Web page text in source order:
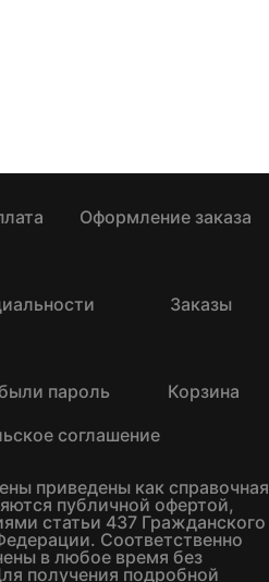
Оформление заказа
Заказы
пароль
Корзина
соглашение
приведены как справочная
публичной офертой,
статьи 437 Гражданского
Соответственно
в любое время без
получения подробной